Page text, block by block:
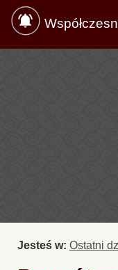
Jesteś w: Ostatni